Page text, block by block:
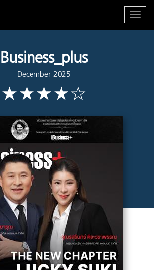
Business_plus
December 2025